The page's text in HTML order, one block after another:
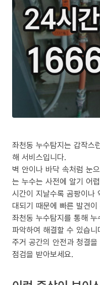
좌천동 누수탐지는 갑작스
해 서비스입니다.
벽 안이나 바닥 속처럼 눈
는 누수는 사전에 알기 어
시간이 지날수록 곰팡이나
대되기 때문에 빠른 발견
좌천동 누수탐지를 통해
파악하여 해결할 수 있습니
주거 공간의 안전과 청결
점검을 받아보세요.